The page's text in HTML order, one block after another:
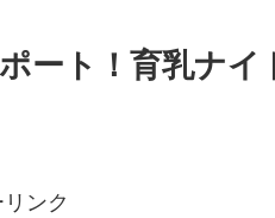
ート！育乳ナイ
ンク